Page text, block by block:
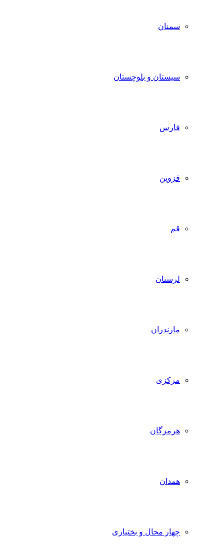
سمنان
سیستان و بلوچستان
فارس
قزوین
قم
لرستان
مازندران
مرکزی
هرمزگان
همدان
چهار محال و بختیاری